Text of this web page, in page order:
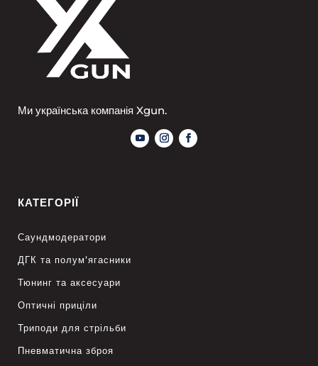
Ми українська компанія Xgun.
КАТЕГОРІЇ
Саундмодератори
ДГК та полум’ягасники
Тюнинг та аксесуари
Оптичні приціли
Триподи для стрільби
Пневматична зброя